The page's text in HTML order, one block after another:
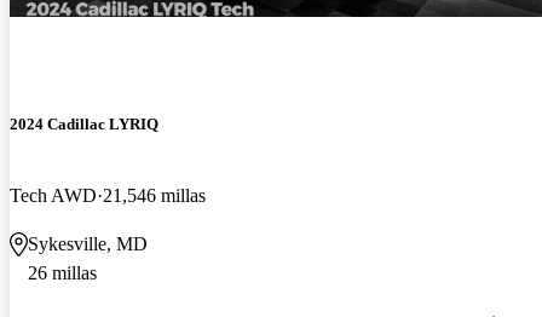
2024 Cadillac LYRIQ
Tech AWD 21,546 millas
Sykesville, MD
26 millas